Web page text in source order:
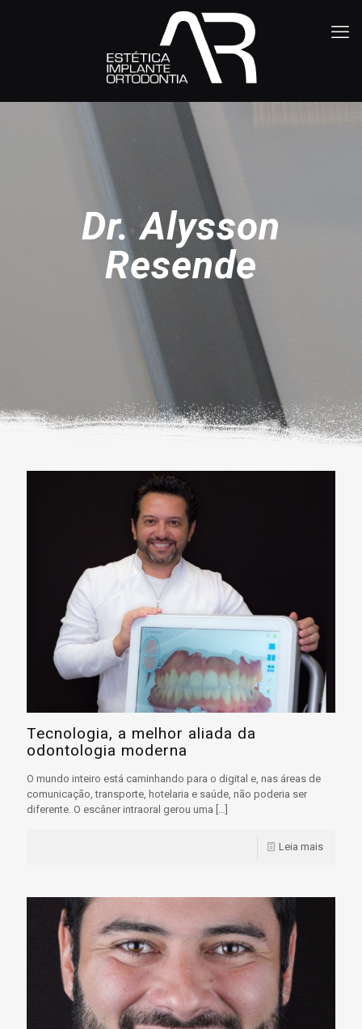
Dr. Alysson
Resende
Tecnologia, a melhor aliada da
odontologia moderna
O mundo inteiro está caminhando para o digital e, nas áreas de
comunicação, transporte, hotelaria e saúde, não poderia ser
diferente. O escâner intraoral gerou uma
Leia mais